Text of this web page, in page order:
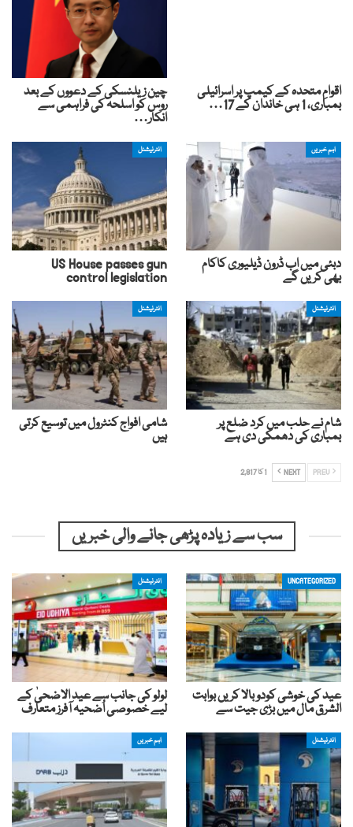
اقوامِ متحدہ کے کیمپ پر اسرائیلی
بمباری، 1 ہی خاندان کے 17…
چین زیلنسکی کے دعووں کے بعد
روس کو اسلحہ کی فراہمی سے
انکار…
اہم خبریں
دبئی میں اب ڈرون ڈیلیوری کاکام
بھی کریں گے
انٹرنیشنل
US House passes gun
control legislation
انٹرنیشنل
شام نے حلب میں کرد ضلع پر
بمباری کی دھمکی دی ہے
انٹرنیشنل
شامی افواج کنٹرول میں توسیع کرتی
ہیں
NEXT 1 کا 2,817
سب سے زیادہ پڑھی جانے والی خبریں
UNCATEGORIZED
عید کی خوشی کودوبالا کریں بوابت
الشرق مال میں بڑی جیت سے
انٹرنیشنل
لولو کی جانب سے عید الاضحیٰ کے
لیے خصوصی اُضحیہ آفرز متعارف
انٹرنیشنل اہم خبریں